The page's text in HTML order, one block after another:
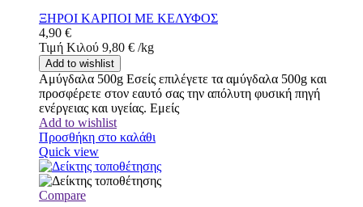
ΞΗΡΟΙ ΚΑΡΠΟΙ ΜΕ ΚΕΛΥΦΟΣ
4,90 €
Τιμή Κιλού 9,80 € /kg
Add to wishlist
Αμύγδαλα 500g Εσείς επιλέγετε τα αμύγδαλα 500g και
προσφέρετε στον εαυτό σας την απόλυτη φυσική πηγή
ενέργειας και υγείας. Εμείς
Add to wishlist
Προσθήκη στο καλάθι
Quick view
Compare